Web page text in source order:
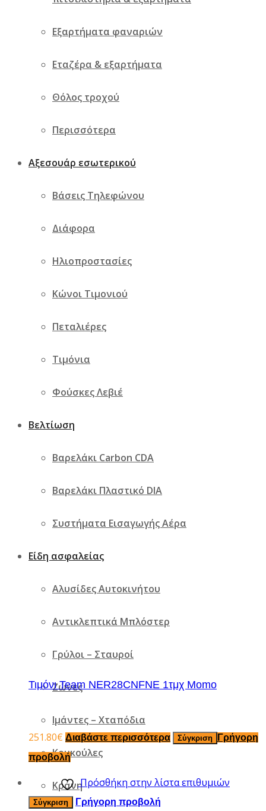
Εξαρτήματα φαναριών
Εταζέρα & εξαρτήματα
Θόλος τροχού
Περισσότερα
Αξεσουάρ εσωτερικού
Βάσεις Τηλεφώνου
Διάφορα
Ηλιοπροστασίες
Κώνοι Τιμονιού
Πεταλιέρες
Τιμόνια
Φούσκες Λεβιέ
Βελτίωση
Βαρελάκι Carbon CDA
Βαρελάκι Πλαστικό DIA
Συστήματα Εισαγωγής Αέρα
Είδη ασφαλείας
Αλυσίδες Αυτοκινήτου
Αντικλεπτικά Μπλόστερ
Γρύλοι – Σταυροί
Ζώνες
Ιμάντες – Χταπόδια
Κουκούλες
Κράνη
Τιμόνι Team NER28CNFNE 1τμχ Momo
251.80€ Διαβάστε περισσότερα Σύγκριση
Γρήγορη
προβολή
Πρόσθήκη στην λίστα επιθυμιών
Σύγκριση Γρήγορη προβολή